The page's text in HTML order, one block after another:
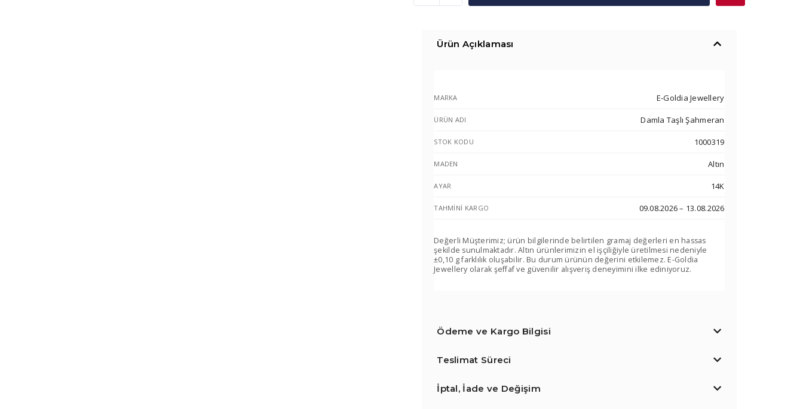
Ürün Açıklaması
MARKA E-Goldia Jewellery
ÜRÜN ADI Damla Taşlı Şahmeran
STOK KODU 1000319
MADEN Altın
AYAR 14K
TAHMINI KARGO 09.08.2026 – 13.08.2026
Değerli Müşterimiz; ürün bilgilerinde belirtilen gramaj değerleri en hassas
şekilde sunulmaktadır. Altın ürünlerimizin el işçiliğiyle üretilmesi nedeniyle
±0,10 g farklılık oluşabilir. Bu durum ürünün değerini etkilemez. E-Goldia
Jewellery olarak şeffaf ve güvenilir alışveriş deneyimini ilke ediniyoruz.
Ödeme ve Kargo Bilgisi
Teslimat Süreci
İptal, İade ve Değişim